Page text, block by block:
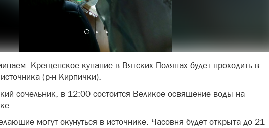
Крещенское купание в Вятских Полянах будет проходить в
(р-н Кирпички).
сочельник, в 12:00 состоится Великое освящение воды на
могут окунуться в источнике. Часовня будет открыта до 21